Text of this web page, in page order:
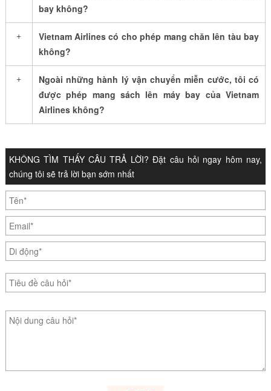
bay không?
+
Vietnam Airlines có cho phép mang chăn lên tàu bay
không?
+
Ngoài những hành lý vận chuyển miễn cước, tôi có
được phép mang sách lên máy bay của Vietnam
Airlines không?
KHÔNG TÌM THẤY CÂU TRẢ LỜI? Đặt câu hỏi ngay hôm nay,
chúng tôi sẽ trả lời bạn sớm nhất